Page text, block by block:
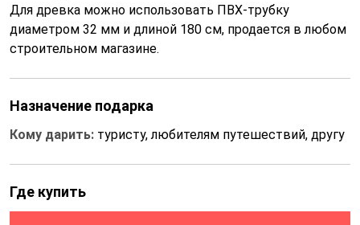
Для древка можно использовать ПВХ-трубку
диаметром 32 мм и длиной 180 см, продается в любом
строительном магазине.
Назначение подарка
Кому дарить: туристу, любителям путешествий, другу
Где купить